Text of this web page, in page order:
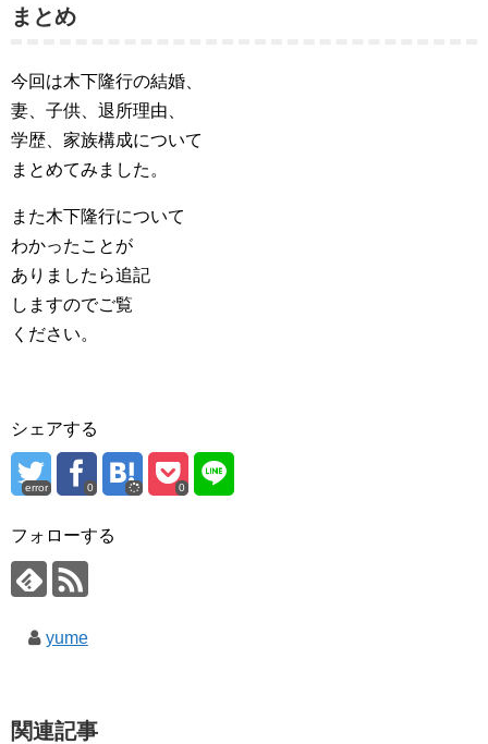
まとめ
今回は木下隆行の結婚、
妻、子供、退所理由、
学歴、家族構成について
まとめてみました。
また木下隆行について
わかったことが
ありましたら追記
しますのでご覧
ください。
シェアする
error 0 0
フォローする
yume
関連記事